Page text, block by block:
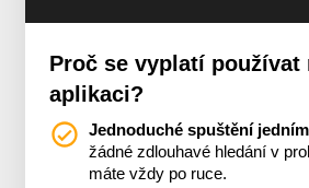
Proč se vyplatí používat
aplikaci?
Jednoduché spuštění
žádné zdlouhavé hledání v
máte vždy po ruce.